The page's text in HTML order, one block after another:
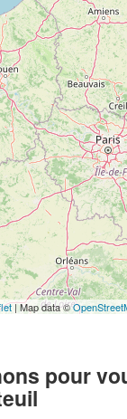
| Map data ©
pour